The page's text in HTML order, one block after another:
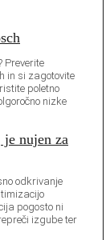
Preverite
in si zagotovite
poletno
nizke
nujen za
odkrivanje
pogosto ni
izgube ter